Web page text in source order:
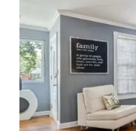
Gym, Bage